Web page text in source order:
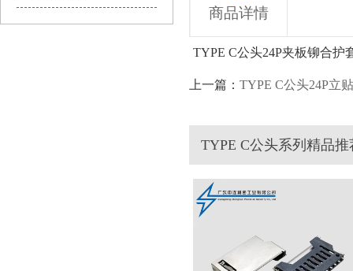
商品详情
TYPE C公头24P夹板铆合护
上一篇： TYPE C公头24P立
TYPE C公头系列精品推